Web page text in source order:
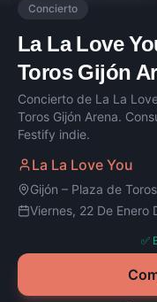
Concierto
La La Love
Toros Gijón
Concierto de La La
Toros Gijón Arena.
Festify indie.
La La Love You
Gijón – Plaza de
Viernes, 22 De Enero
✅